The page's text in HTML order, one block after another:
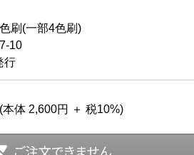
刷(一部4色刷)
10
行
本体 2,600円 ＋ 税10%)